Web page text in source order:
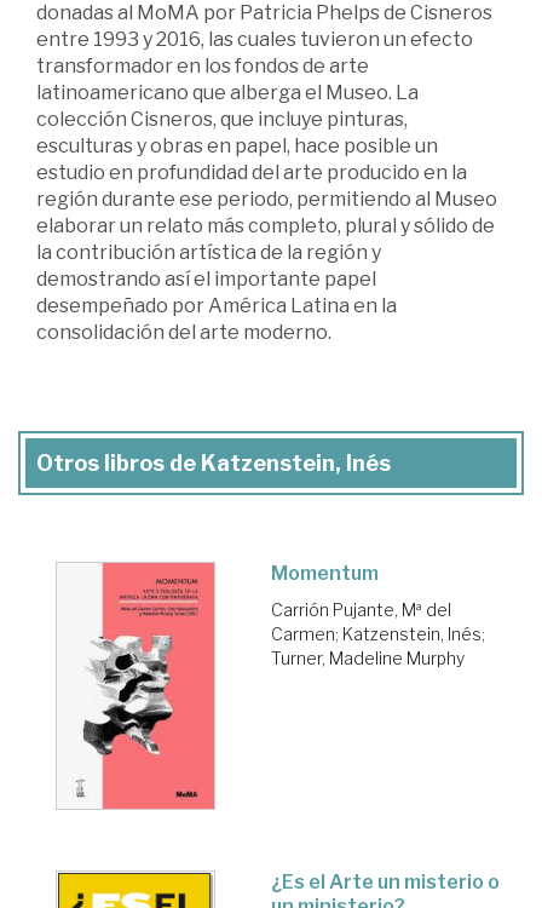
donadas al MoMA por Patricia Phelps de Cisneros
entre 1993 y 2016, las cuales tuvieron un efecto
transformador en los fondos de arte
latinoamericano que alberga el Museo. La
colección Cisneros, que incluye pinturas,
esculturas y obras en papel, hace posible un
estudio en profundidad del arte producido en la
región durante ese periodo, permitiendo al Museo
elaborar un relato más completo, plural y sólido de
la contribución artística de la región y
demostrando así el importante papel
desempeñado por América Latina en la
consolidación del arte moderno.
Otros libros de Katzenstein, Inés
Momentum
Carrión Pujante, Mª del
Carmen; Katzenstein, Inés;
Turner, Madeline Murphy
¿Es el Arte un misterio o